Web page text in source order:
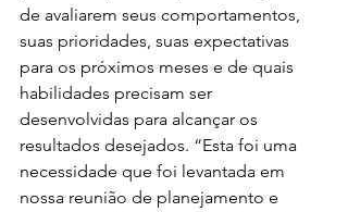
de avaliarem seus comportamentos,
suas prioridades, suas expectativas
para os próximos meses e de quais
habilidades precisam ser
desenvolvidas para alcançar os
resultados desejados. “Esta foi uma
necessidade que foi levantada em
nossa reunião de planejamento e